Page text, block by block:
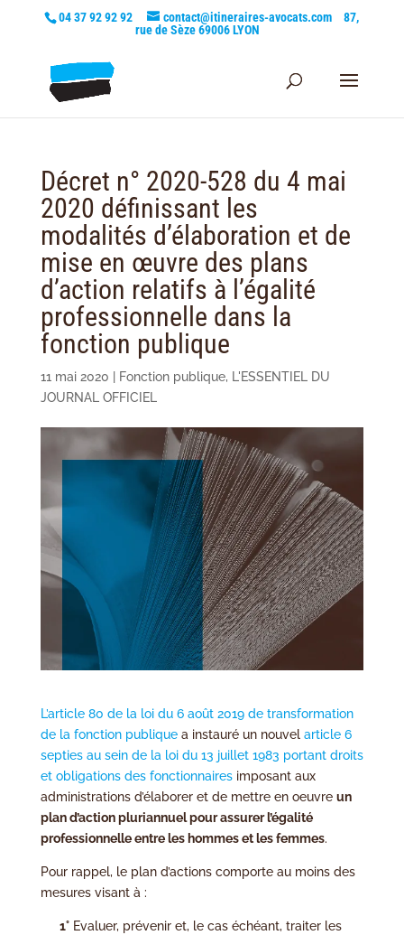
04 37 92 92 92 contact@itineraires-avocats.com
87,
rue de Sèze 69006 LYON
Décret n° 2020-528 du 4 mai
2020 définissant les
modalités d’élaboration et de
mise en œuvre des plans
d’action relatifs à l’égalité
professionnelle dans la
fonction publique
11 mai 2020 Fonction publique,
L'ESSENTIEL DU
JOURNAL OFFICIEL
L’article 80 de la loi du 6 août 2019 de transformation
de la fonction publiquea instauré un nouvel article 6
septies au sein de la loi du 13 juillet 1983 portant droits
et obligations des fonctionnairesimposant aux
administrations d’élaborer et de mettre en oeuvre un
plan d’action pluriannuel pour assurer l’égalité
professionnelle entre les hommes et les femmes.
Pour rappel, le plan d’actions comporte au moins des
mesures visant à :
1°Evaluer, prévenir et, le cas échéant, traiter les